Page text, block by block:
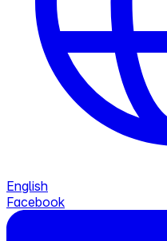
English
Facebook